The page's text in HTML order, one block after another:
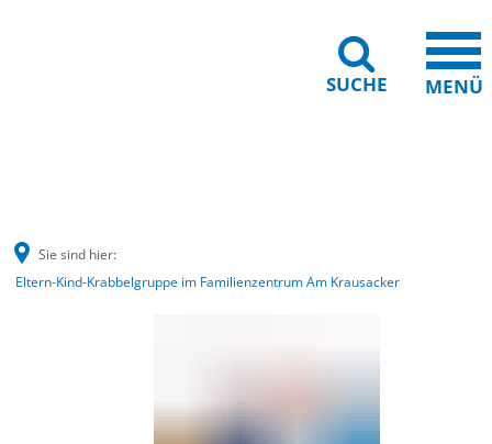
SUCHE MENÜ
Sie sind hier:
Eltern-Kind-Krabbelgruppe im Familienzentrum Am Krausacker
Krabbelgruppe